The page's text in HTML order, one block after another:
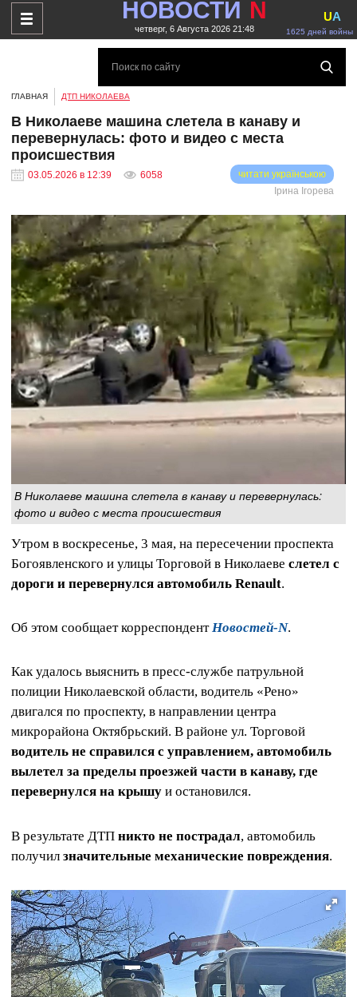
НОВОСТИ N
четверг, 6 Августа 2026 21:48 1625 дней войны
UA
ГЛАВНАЯ ДТП НИКОЛАЕВА
В Николаеве машина слетела в канаву и
перевернулась: фото и видео с места
происшествия
03.05.2026 в 12:39 6058
читати українською
Ірина Ігорева
В Николаеве машина слетела в канаву и перевернулась:
фото и видео с места происшествия
Утром в воскресенье, 3 мая, на пересечении проспекта
Богоявленского и улицы Торговой в Николаеве слетел с
дороги и перевернулся автомобиль Renault.
Об этом сообщает корреспондентНовостей-N.
Как удалось выяснить в пресс-службе патрульной
полиции Николаевской области, водитель «Рено»
двигался по проспекту, в направлении центра
микрорайона Октябрьский. В районе ул. Торговой
водитель не справился с управлением, автомобиль
вылетел за пределы проезжей части в канаву, где
перевернулся на крышу и остановился.
В результате ДТП никто не пострадал, автомобиль
получил значительные механические повреждения.